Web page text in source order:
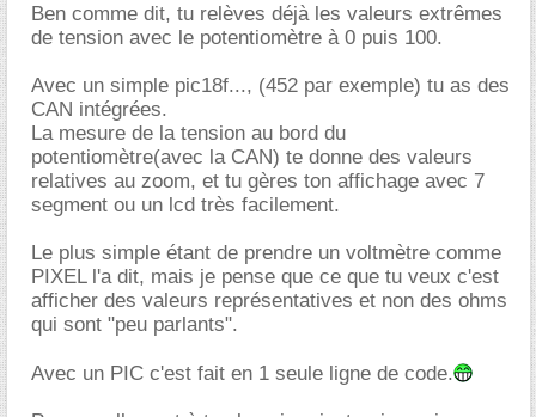
Ben comme dit, tu relèves déjà les valeurs extrêmes
de tension avec le potentiomètre à 0 puis 100.
Avec un simple pic18f..., (452 par exemple) tu as des
CAN intégrées.
La mesure de la tension au bord du
potentiomètre(avec la CAN) te donne des valeurs
relatives au zoom, et tu gères ton affichage avec 7
segment ou un lcd très facilement.
Le plus simple étant de prendre un voltmètre comme
PIXEL l'a dit, mais je pense que ce que tu veux c'est
afficher des valeurs représentatives et non des ohms
qui sont "peu parlants".
Avec un PIC c'est fait en 1 seule ligne de code.